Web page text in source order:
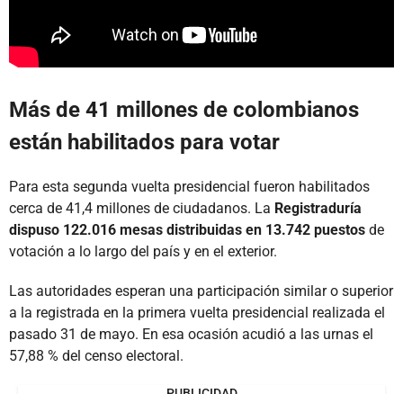
Más de 41 millones de colombianos
están habilitados para votar
Para esta segunda vuelta presidencial fueron habilitados
cerca de 41,4 millones de ciudadanos. La Registraduría
dispuso 122.016 mesas distribuidas en 13.742 puestos de
votación a lo largo del país y en el exterior.
Las autoridades esperan una participación similar o superior
a la registrada en la primera vuelta presidencial realizada el
pasado 31 de mayo. En esa ocasión acudió a las urnas el
57,88 % del censo electoral.